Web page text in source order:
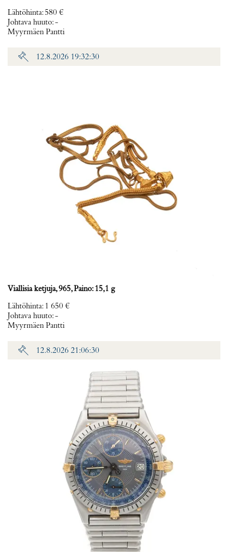
Lähtöhinta: 580 €
Johtava huuto:-
Myyrmäen Pantti
12.8.2026 19:32:30
Viallisia ketjuja, 965, Paino: 15,1 g
Lähtöhinta: 1 650 €
Johtava huuto:-
Myyrmäen Pantti
12.8.2026 21:06:30